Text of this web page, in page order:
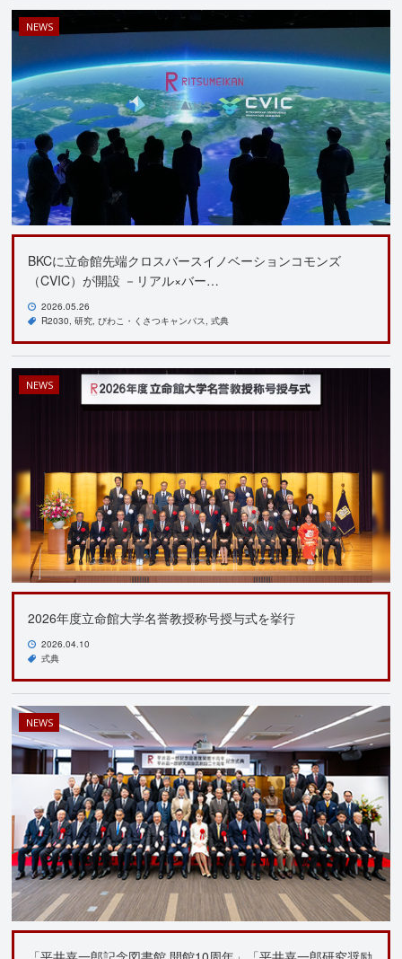
NEWS
BKCに立命館先端クロスバースイノベーションコモンズ
（CVIC）が開設 －リアル×バー…
2026.05.26
R2030 研究 びわこ・くさつキャンパス 式典
NEWS
2026年度立命館大学名誉教授称号授与式を挙行
2026.04.10
式典
NEWS